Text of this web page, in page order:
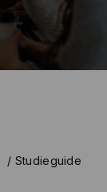
/ Studieguide